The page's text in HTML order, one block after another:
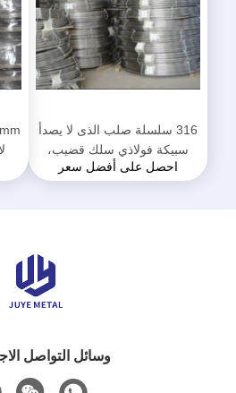
316 سلسلة صلب الذى لا يصدأ
سبيكة فولاذي سلك قضيب،
أنتي أسيد فولاذي سلك قضيب
احصل على أفضل سعر
وسائل التواصل